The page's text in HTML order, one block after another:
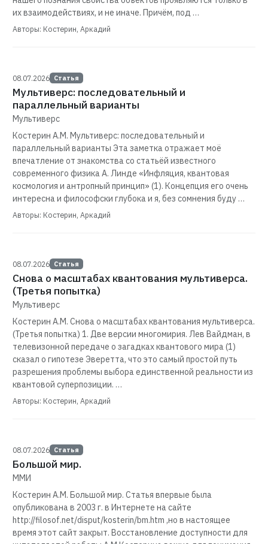
их взаимодействиях, и не иначе. Причём, под …
Авторы: Костерин, Аркадий
08.07.2026 Статья
Мультиверс: последовательный и
параллельный варианты
Мультиверс
Костерин А.М. Мультиверс: последовательный и
параллельный варианты Эта заметка отражает моё
впечатление от знакомства со статьёй известного
современного физика А. Линде «Инфляция, квантовая
космология и антропный принцип» (1). Концепция его очень
интересна и философски глубока и я, без сомнения буду …
Авторы: Костерин, Аркадий
08.07.2026 Статья
Снова о масштабах квантования мультиверса.
(Третья попытка)
Мультиверс
Костерин А.М. Снова о масштабах квантования мультиверса.
(Третья попытка) 1. Две версии многомирия. Лев Вайдман, в
телевизонной передаче о загадках квантового мира (1)
сказал о гипотезе Эверетта, что это самый простой путь
разрешения проблемы выбора единственной реальности из
квантовой суперпозиции. …
Авторы: Костерин, Аркадий
08.07.2026 Статья
Большой мир.
ММИ
Костерин А.М. Большой мир. Статья впервые была
опубликована в 2003 г. в Интернете на сайте
http://filosof.net/disput/kosterin/bm.htm ,но в настоящее
время этот сайт закрыт. Восстановление доступности для